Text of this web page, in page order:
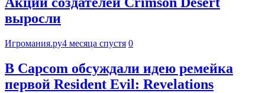
выросли
Игромания.ру4 месяца спустя 0
В Capcom обсуждали идею ремейка
первой Resident Evil: Revelations